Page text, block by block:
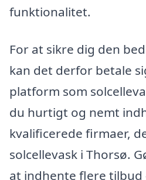
funktionalitet.
For at sikre dig den
kan det derfor betale
platform som
du hurtigt og nemt
kvalificerede firmaer,
solcellevask i Thorsø.
at indhente flere tilbud